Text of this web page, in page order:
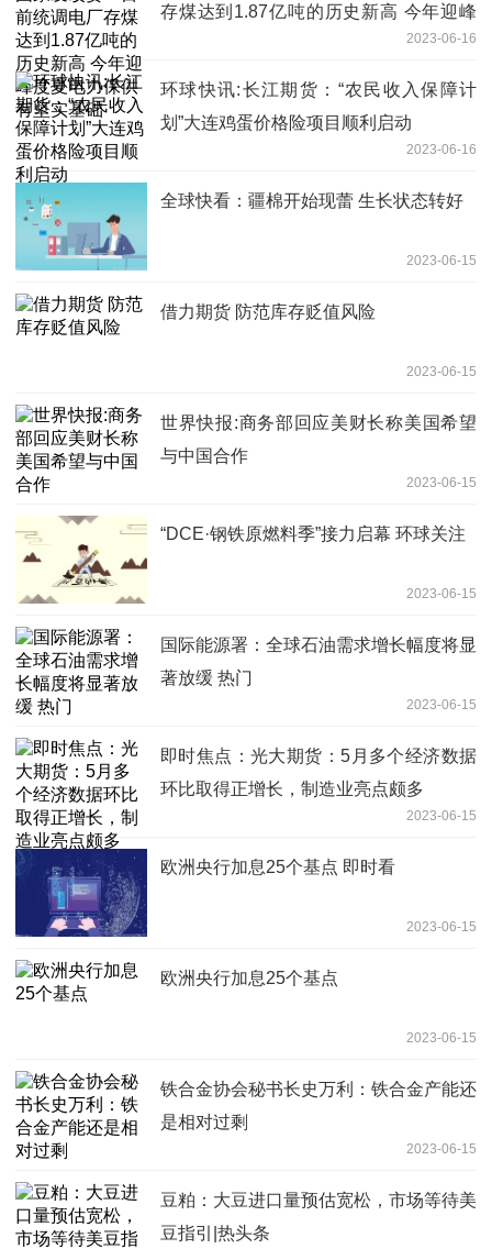
存煤达到1.87亿吨的历史新高 今年迎峰
2023-06-16
环球快讯:长江期货：“农民收入保障计
划”大连鸡蛋价格险项目顺利启动
2023-06-16
全球快看：疆棉开始现蕾 生长状态转好
2023-06-15
借力期货 防范库存贬值风险
2023-06-15
世界快报:商务部回应美财长称美国希望
与中国合作
2023-06-15
“DCE·钢铁原燃料季”接力启幕 环球关注
2023-06-15
国际能源署：全球石油需求增长幅度将显
著放缓 热门
2023-06-15
即时焦点：光大期货：5月多个经济数据
环比取得正增长，制造业亮点颇多
2023-06-15
欧洲央行加息25个基点 即时看
2023-06-15
欧洲央行加息25个基点
2023-06-15
铁合金协会秘书长史万利：铁合金产能还
是相对过剩
2023-06-15
豆粕：大豆进口量预估宽松，市场等待美
豆指引|热头条